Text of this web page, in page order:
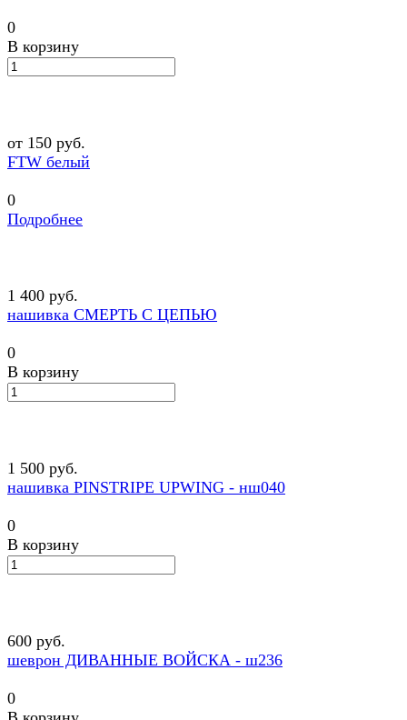
0
В корзину
от 150 руб.
FTW белый
0
Подробнее
1 400 руб.
нашивка СМЕРТЬ С ЦЕПЬЮ
0
В корзину
1 500 руб.
нашивка PINSTRIPE UPWING - нш040
0
В корзину
600 руб.
шеврон ДИВАННЫЕ ВОЙСКА - ш236
0